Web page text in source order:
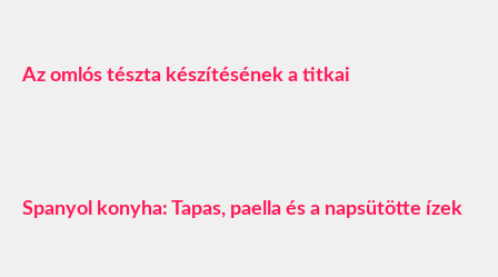
Az omlós tészta készítésének a titkai
Spanyol konyha: Tapas, paella és a napsütötte ízek